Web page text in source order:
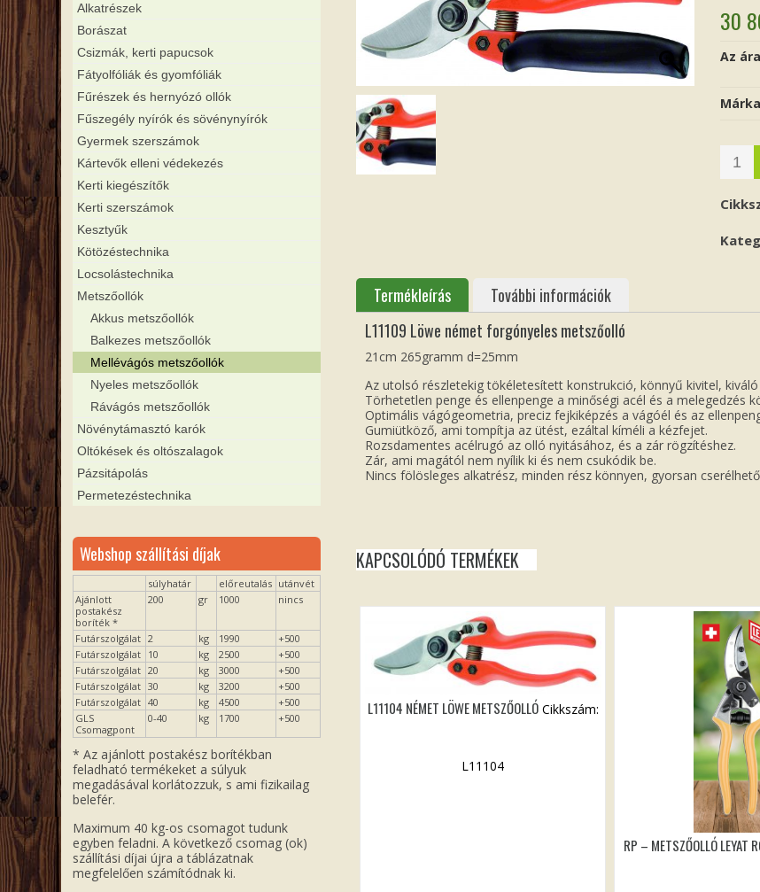
30
Az
Termékleírás
További információk
L11109 Löwe német forgónyeles metszőolló
21cm 265gramm d=25mm
Az utolsó részletekig tökéletesített konstrukció, könnyű kivitel,
Törhetetlen penge és ellenpenge a minőségi acél és a melegedzés
Optimális vágógeometria, preciz fejkiképzés a vágóél és az
Gumiütköző, ami tompítja az ütést, ezáltal kíméli a kézfejet.
Rozsdamentes acélrugó az olló nyitásához, és a zár rögzítéshez.
Zár, ami magától nem nyílik ki és nem csukódik be.
Nincs fölösleges alkatrész, minden rész könnyen, gyorsan
KAPCSOLÓDÓ TERMÉKEK
L11104 NÉMET LÖWE METSZŐOLLÓ Cikkszám:
L11104
RP – METSZŐOLLÓ LEYAT
Alkatrészek
Borászat
Csizmák, kerti papucsok
Fátyolfóliák és gyomfóliák
Fűrészek és hernyózó ollók
Fűszegély nyírók és sövénynyírók
Gyermek szerszámok
Kártevők elleni védekezés
Kerti kiegészítők
Kerti szerszámok
Kesztyűk
Kötözéstechnika
Locsolástechnika
Metszőollók
Akkus metszőollók
Balkezes metszőollók
Mellévágós metszőollók
Nyeles metszőollók
Rávágós metszőollók
Növénytámasztó karók
Oltókések és oltószalagok
Pázsitápolás
Permetezéstechnika
Webshop szállítási díjak
súlyhatár előreutalás utánvét
Ajánlott
postakész
boríték *
200 gr 1000 nincs
Futárszolgálat 2 kg 1990
+500
Futárszolgálat 10 kg 2500
+500
Futárszolgálat 20 kg 3000
+500
Futárszolgálat 30 kg 3200
+500
Futárszolgálat 40 kg 4500
+500
GLS
Csomagpont
0-40 kg 1700 +500
* Az ajánlott postakész borítékban
feladható termékeket a súlyuk
megadásával korlátozzuk, s ami fizikailag
belefér.
Maximum 40 kg-os csomagot tudunk
egyben feladni. A következő csomag (ok)
szállítási díjai újra a táblázatnak
megfelelően számítódnak ki.